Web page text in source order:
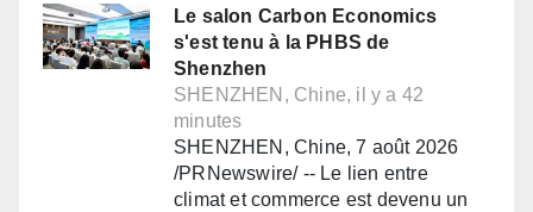
Le salon Carbon Economics
s'est tenu à la PHBS de
Shenzhen
SHENZHEN, Chine, il y a 42
minutes
SHENZHEN, Chine, 7 août 2026
/PRNewswire/ -- Le lien entre
climat et commerce est devenu un